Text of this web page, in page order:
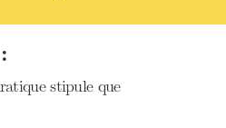
stipule que